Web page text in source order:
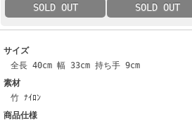
SOLD OUT SOLD OUT
サイズ
全長 40cm 幅 33cm 持ち手 9cm
素材
竹 ﾅｲﾛﾝ
商品仕様